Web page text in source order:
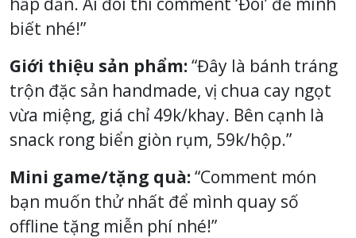
biết nhé!”
Giới thiệu sản phẩm:“Đây là bánh tráng
trộn đặc sản handmade, vị chua cay ngọt
vừa miệng, giá chỉ 49k/khay. Bên cạnh là
snack rong biển giòn rụm, 59k/hộp.”
Mini game/tặng quà:“Comment món
bạn muốn thử nhất để mình quay số
offline tặng miễn phí nhé!”